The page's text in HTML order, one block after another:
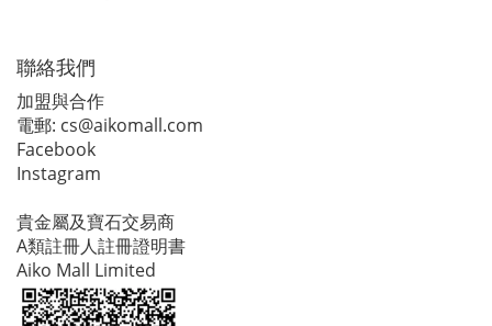
聯絡我們
加盟與合作
電郵: cs@aikomall.com
Facebook
Instagram
貴金屬及寶石交易商
A類註冊人註冊證明書
Aiko Mall Limited